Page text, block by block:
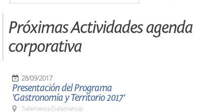
Próximas Actividades agenda
corporativa
28/09/2017
Presentación del Programa
'Gastronomía y Territorio 2017'
Salamanca (Salamanca)